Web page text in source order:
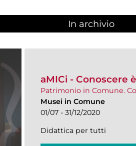
In archivio
aMICi - Conoscere
Patrimonio in Comune.
Musei in Comune
01/07 - 31/12/2020
Didattica per tutti